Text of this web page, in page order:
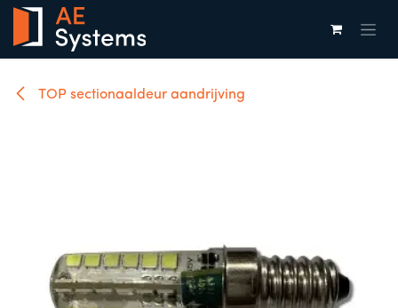
Overslaan naar inhoud
TOP sectionaaldeur aandrijving